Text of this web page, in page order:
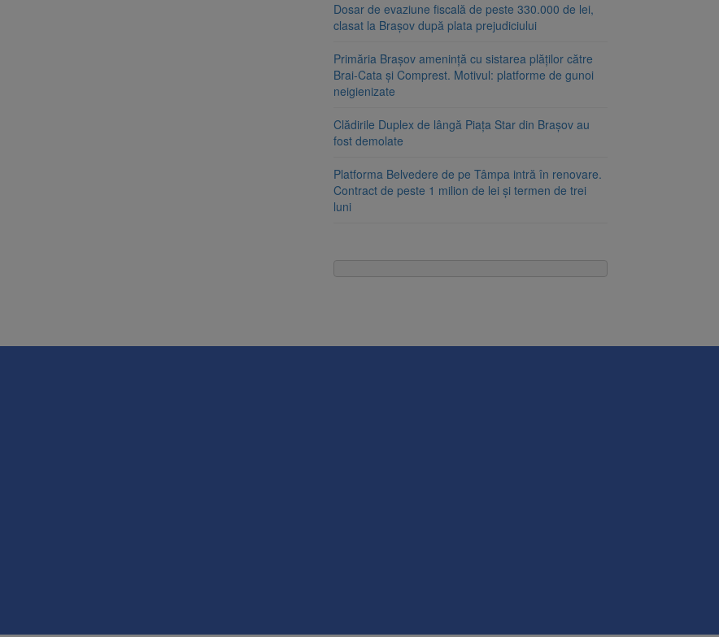
Dosar de evaziune fiscală de peste 330.000 de lei,
clasat la Brașov după plata prejudiciului
Primăria Brașov amenință cu sistarea plăților către
Brai-Cata și Comprest. Motivul: platforme de gunoi
neigienizate
Clădirile Duplex de lângă Piața Star din Brașov au
fost demolate
Platforma Belvedere de pe Tâmpa intră în renovare.
Contract de peste 1 milion de lei și termen de trei
luni